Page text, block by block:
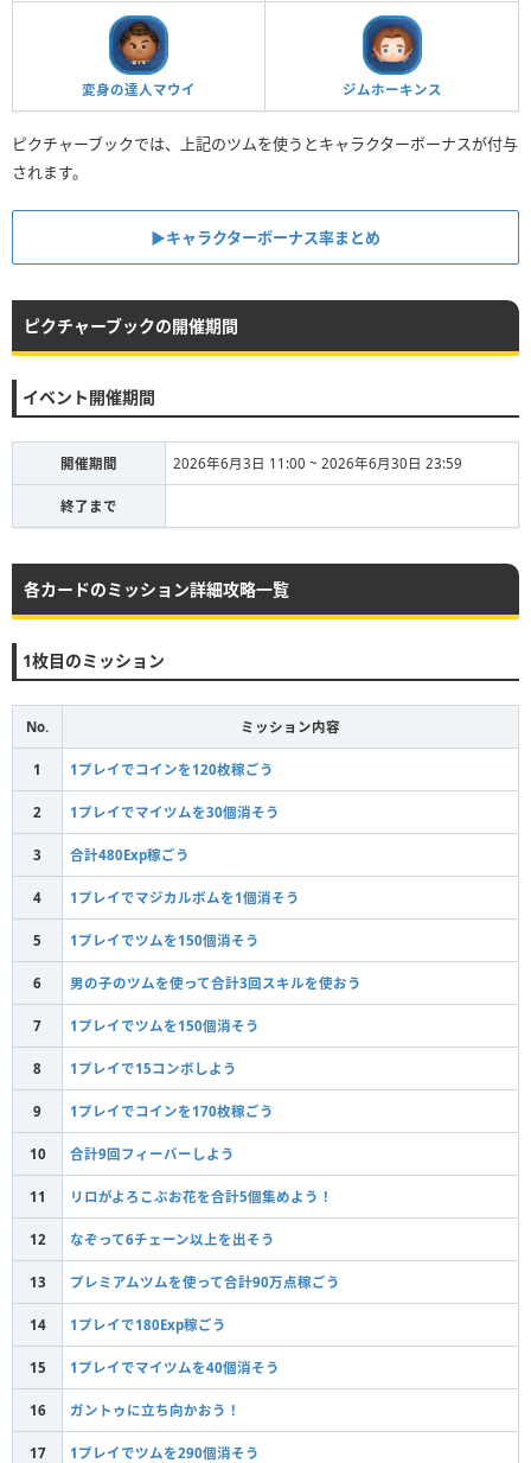
変身の達人マウイ ジムホーキンス
ピクチャーブックでは、上記のツムを使うとキャラクターボーナスが付与
されます。
▶︎キャラクターボーナス率まとめ
ピクチャーブックの開催期間
イベント開催期間
開催期間 2026年6月3日 11:00 ~ 2026年6月30日 23:59
終了まで
各カードのミッション詳細攻略一覧
1枚目のミッション
No. ミッション内容
1 1プレイでコインを120枚稼ごう
2 1プレイでマイツムを30個消そう
3 合計480Exp稼ごう
4 1プレイでマジカルボムを1個消そう
5 1プレイでツムを150個消そう
6 男の子のツムを使って合計3回スキルを使おう
7 1プレイでツムを150個消そう
8 1プレイで15コンボしよう
9 1プレイでコインを170枚稼ごう
10 合計9回フィーバーしよう
11 リロがよろこぶお花を合計5個集めよう！
12 なぞって6チェーン以上を出そう
13 プレミアムツムを使って合計90万点稼ごう
14 1プレイで180Exp稼ごう
15 1プレイでマイツムを40個消そう
16 ガントゥに立ち向かおう！
17 1プレイでツムを290個消そう